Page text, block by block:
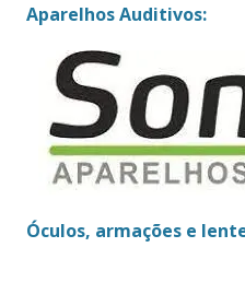
Aparelhos Auditivos:
Óculos, armações e